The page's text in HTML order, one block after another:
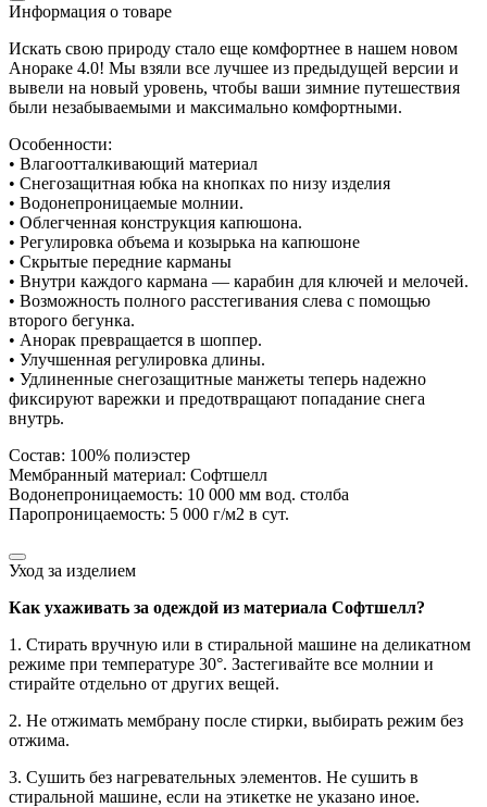
Информация о товаре
Искать свою природу стало еще комфортнее в нашем новом
Анораке 4.0! Мы взяли все лучшее из предыдущей версии и
вывели на новый уровень, чтобы ваши зимние путешествия
были незабываемыми и максимально комфортными.
Особенности:
• Влагоотталкивающий материал
• Снегозащитная юбка на кнопках по низу изделия
• Водонепроницаемые молнии.
• Облегченная конструкция капюшона.
• Регулировка объема и козырька на капюшоне
• Скрытые передние карманы
• Внутри каждого кармана — карабин для ключей и мелочей.
• Возможность полного расстегивания слева с помощью
второго бегунка.
• Анорак превращается в шоппер.
• Улучшенная регулировка длины.
• Удлиненные снегозащитные манжеты теперь надежно
фиксируют варежки и предотвращают попадание снега
внутрь.
Состав: 100% полиэстер
Мембранный материал: Софтшелл
Водонепроницаемость: 10 000 мм вод. столба
Паропроницаемость: 5 000 г/м2 в сут.
Уход за изделием
Как ухаживать за одеждой из материала Софтшелл?
1. Стирать вручную или в стиральной машине на деликатном
режиме при температуре 30°. Застегивайте все молнии и
стирайте отдельно от других вещей.
2. Не отжимать мембрану после стирки, выбирать режим без
отжима.
3. Сушить без нагревательных элементов. Не сушить в
стиральной машине, если на этикетке не указано иное.